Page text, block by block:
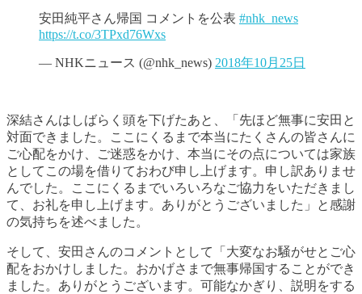
安田純平さん帰国 コメントを公表 #nhk_news
https://t.co/3TPxd76Wxs
— NHKニュース (@nhk_news) 2018年10月25日
深結さんはしばらく頭を下げたあと、「先ほど無事に安田と
対面できました。ここにくるまで本当にたくさんの皆さんに
ご心配をかけ、ご迷惑をかけ、本当にその点については家族
としてこの場を借りておわび申し上げます。申し訳ありませ
んでした。ここにくるまでいろいろなご協力をいただきまし
て、お礼を申し上げます。ありがとうございました」と感謝
の気持ちを述べました。
そして、安田さんのコメントとして「大変なお騒がせとご心
配をおかけしました。おかげさまで無事帰国することができ
ました。ありがとうございます。可能なかぎり、説明をする